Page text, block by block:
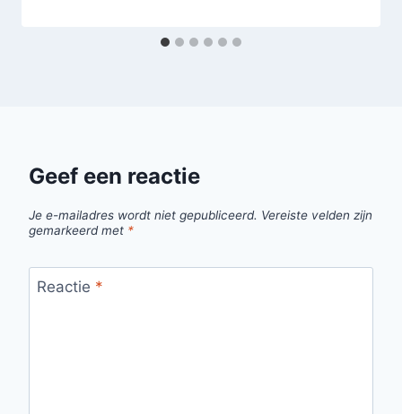
Geef een reactie
Je e-mailadres wordt niet gepubliceerd. Vereiste velden zijn
gemarkeerd met *
Reactie *